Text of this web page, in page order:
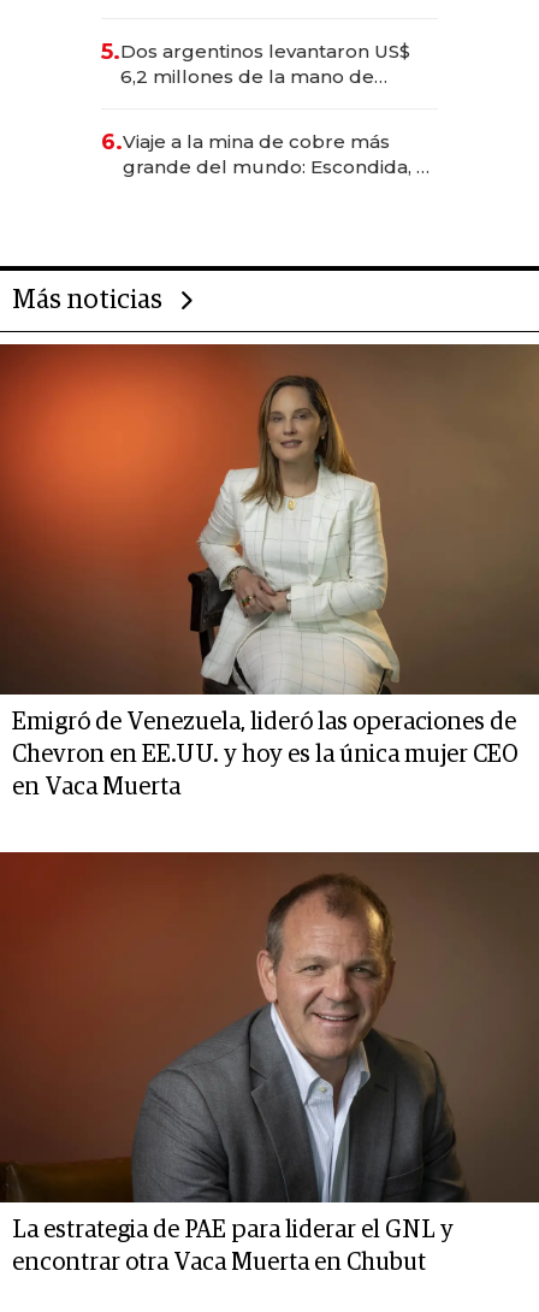
para convertirse en experiencias
transformadoras
5.Dos argentinos levantaron US$
6,2 millones de la mano de
6.Viaje a la mina de cobre más
grande del mundo: Escondida, el
Más noticias
Emigró de Venezuela, lideró las operaciones de
Chevron en EE.UU. y hoy es la única mujer CEO
en Vaca Muerta
La estrategia de PAE para liderar el GNL y
encontrar otra Vaca Muerta en Chubut